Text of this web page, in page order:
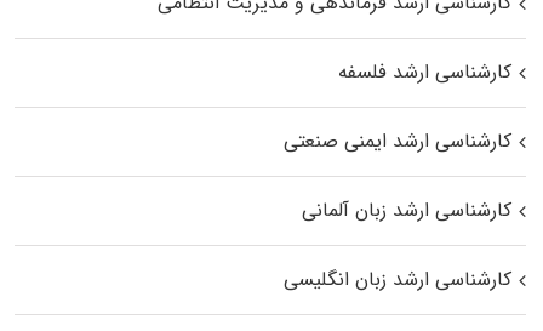
کارشناسی ارشد فلسفه
کارشناسی ارشد ایمنی صنعتی
کارشناسی ارشد زبان آلمانی
کارشناسی ارشد زبان انگلیسی